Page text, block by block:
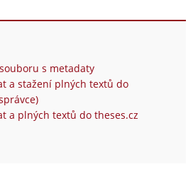
s metadaty
a stažení plných textů do
a plných textů do theses.cz